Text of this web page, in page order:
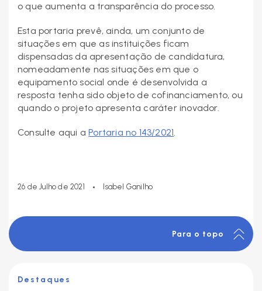
o que aumenta a transparência do processo.
Esta portaria prevê, ainda, um conjunto de
situações em que as instituições ficam
dispensadas da apresentação de candidatura,
nomeadamente nas situações em que o
equipamento social onde é desenvolvida a
resposta tenha sido objeto de cofinanciamento, ou
quando o projeto apresenta caráter inovador.
Consulte aqui aPortaria nº 143/2021.
26 de Julho de 2021 • Isabel Ganilho
Para o topo
Destaques